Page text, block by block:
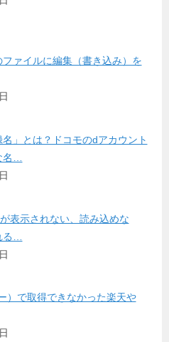
ァイルに編集（書き込み）を
名」とは？ドコモのdアカウント
…
表示されない、読み込めな
…
）で取得できなかった楽天や